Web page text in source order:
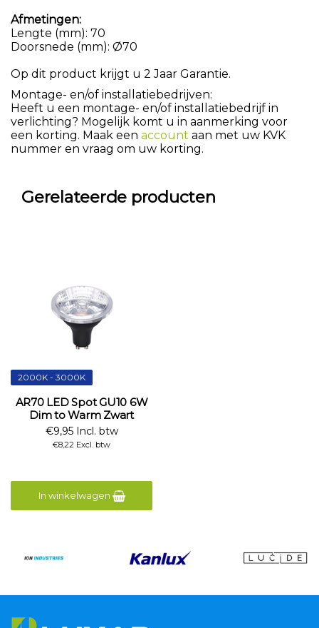
Afmetingen:
Lengte (mm): 70
Doorsnede (mm): Ø70
Op dit product krijgt u 2 Jaar Garantie.
Montage- en/of installatiebedrijven:
Heeft u een montage- en/of installatiebedrijf in
verlichting? Mogelijk komt u in aanmerking voor
een korting. Maak een account aan met uw KVK
nummer en vraag om uw korting.
Gerelateerde producten
2000K - 3000K
AR70 LED Spot GU10 6W
Dim to Warm Zwart
€9,95 Incl. btw
€8,22 Excl. btw
In winkelwagen